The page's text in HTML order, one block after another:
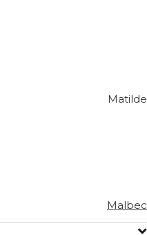
Matilde
Malbec